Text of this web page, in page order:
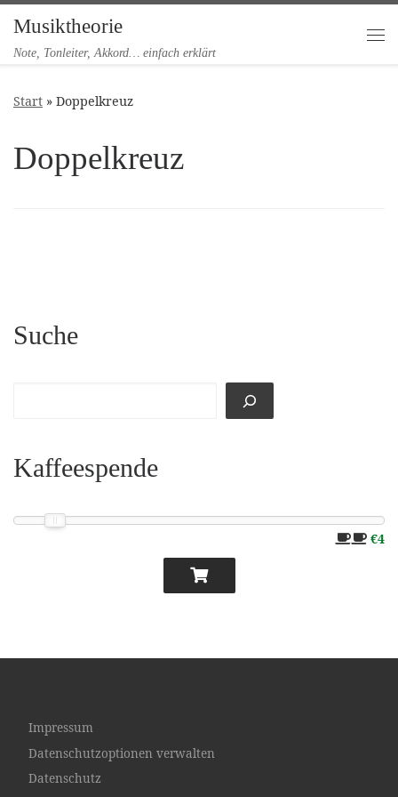
Zum Inhalt springen
Musiktheorie
Note, Tonleiter, Akkord… einfach erklärt
Start » Doppelkreuz
Doppelkreuz
Suche
Kaffeespende
€4
Impressum
Datenschutzoptionen verwalten
Datenschutz